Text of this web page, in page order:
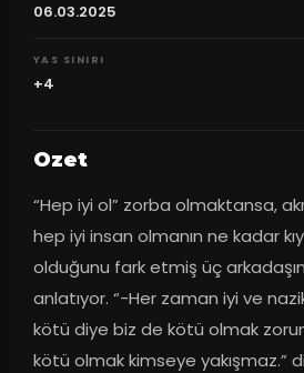
06.03.2025
YAS SINIRI
+4
Ozet
“Hep iyi ol” zorba olmaktansa,
hep iyi insan olmanın ne kadar
olduğunu fark etmiş üç
anlatıyor. “-Her zaman iyi ve
kötü diye biz de kötü olmak
kötü olmak kimseye yakışmaz.”